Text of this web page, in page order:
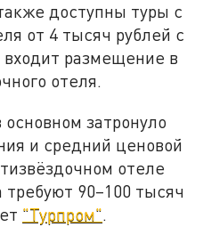
доступны туры с
от 4 тысяч рублей с
размещение в
отеля.
затронуло
и средний ценовой
отеле
90–100 тысяч
"Турпром".